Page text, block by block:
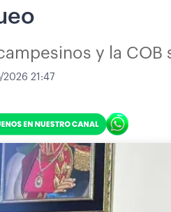
y la
2026 21:47